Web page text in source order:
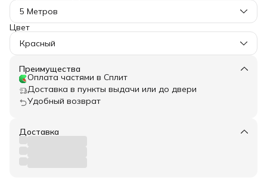
5 Метров
Цвет
Красный
Преимущества
Оплата частями в Сплит
Доставка в пункты выдачи или до двери
Удобный возврат
Доставка